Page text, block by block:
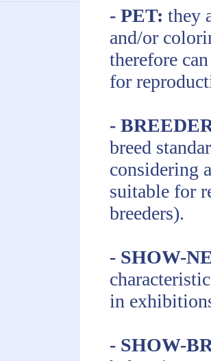
- PET: they
and/or
therefore
for
-
breed
considering
suitable for
breeders).
- SHOW-
in
- SHOW-